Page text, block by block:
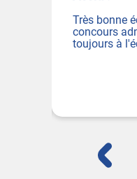
école pour préparer un
référent